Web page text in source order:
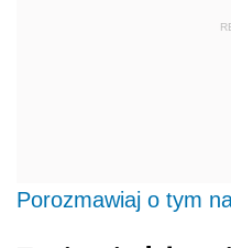
Porozmawiaj o tym